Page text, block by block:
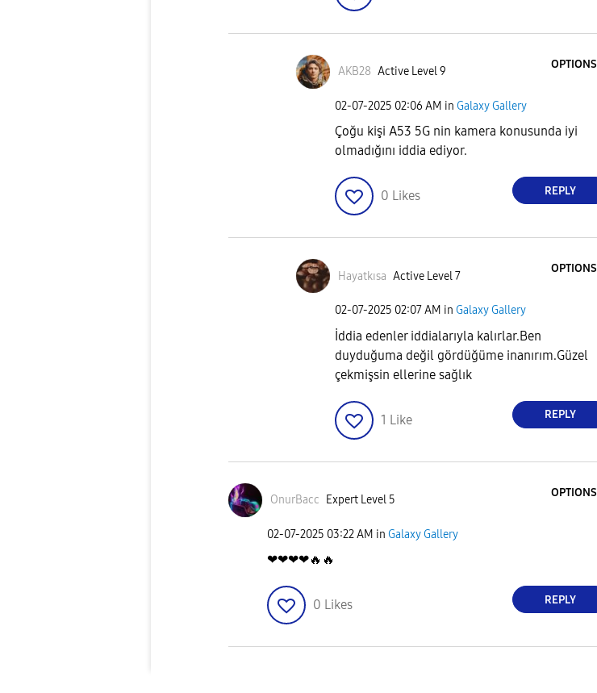
AKB28 Active Level 9
OPTIONS
‎02-07-2025 02:06 AM in Galaxy Gallery
Çoğu kişi A53 5G nin kamera konusunda iyi
olmadığını iddia ediyor.
0 Likes REPLY
Hayatkısa Active Level 7
OPTIONS
‎02-07-2025 02:07 AM in Galaxy Gallery
İddia edenler iddialarıyla kalırlar.Ben
duyduğuma değil gördüğüme inanırım.Güzel
çekmişsin ellerine sağlık
1 Like REPLY
OnurBacc Expert Level 5
OPTIONS
‎02-07-2025 03:22 AM in Galaxy Gallery
❤❤❤❤🔥 🔥
0 Likes REPLY